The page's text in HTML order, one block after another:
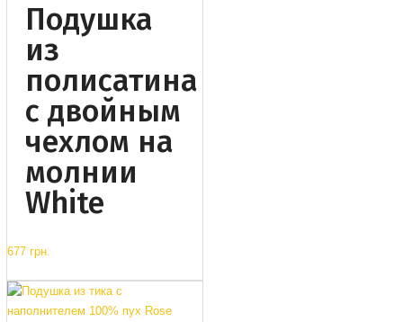
Подушка
из
полисатина
с двойным
чехлом на
молнии
White
677 грн.